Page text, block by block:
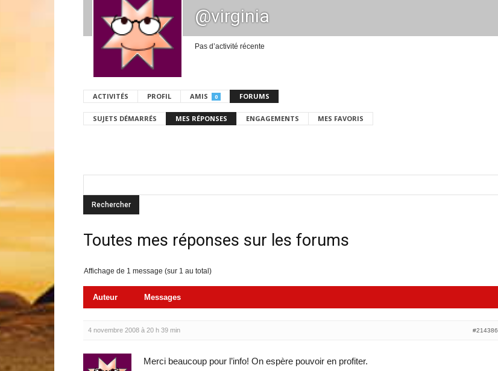
@virginia
Pas d’activité récente
ACTIVITÉS PROFIL AMIS 0 FORUMS
SUJETS DÉMARRÉS MES RÉPONSES ENGAGEMENTS MES FAVORIS
Toutes mes réponses sur les forums
Affichage de 1 message (sur 1 au total)
Auteur Messages
4 novembre 2008 à 20 h 39 min #214386
Merci beaucoup pour l’info! On espère pouvoir en profiter.